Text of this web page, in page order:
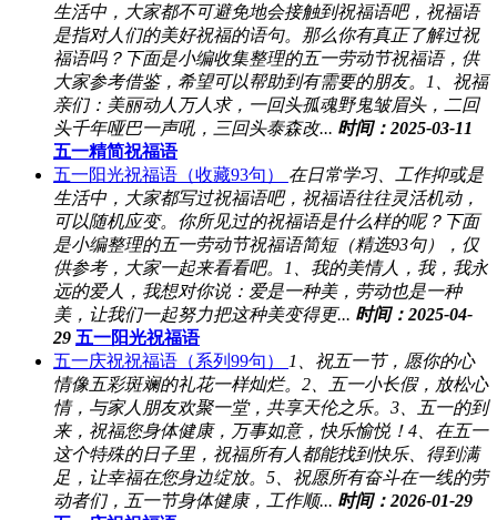
生活中，大家都不可避免地会接触到祝福语吧，祝福语
是指对人们的美好祝福的语句。那么你有真正了解过祝
福语吗？下面是小编收集整理的五一劳动节祝福语，供
大家参考借鉴，希望可以帮助到有需要的朋友。1、祝福
亲们：美丽动人万人求，一回头孤魂野鬼皱眉头，二回
头千年哑巴一声吼，三回头泰森改... 时间：2025-03-11
五一精简祝福语
五一阳光祝福语（收藏93句）
在日常学习、工作抑或是
生活中，大家都写过祝福语吧，祝福语往往灵活机动，
可以随机应变。你所见过的祝福语是什么样的呢？下面
是小编整理的五一劳动节祝福语简短（精选93句），仅
供参考，大家一起来看看吧。1、我的美情人，我，我永
远的爱人，我想对你说：爱是一种美，劳动也是一种
美，让我们一起努力把这种美变得更... 时间：2025-04-
29 五一阳光祝福语
五一庆祝祝福语（系列99句）
1、祝五一节，愿你的心
情像五彩斑斓的礼花一样灿烂。2、五一小长假，放松心
情，与家人朋友欢聚一堂，共享天伦之乐。3、五一的到
来，祝福您身体健康，万事如意，快乐愉悦！4、在五一
这个特殊的日子里，祝福所有人都能找到快乐、得到满
足，让幸福在您身边绽放。5、祝愿所有奋斗在一线的劳
动者们，五一节身体健康，工作顺... 时间：2026-01-29